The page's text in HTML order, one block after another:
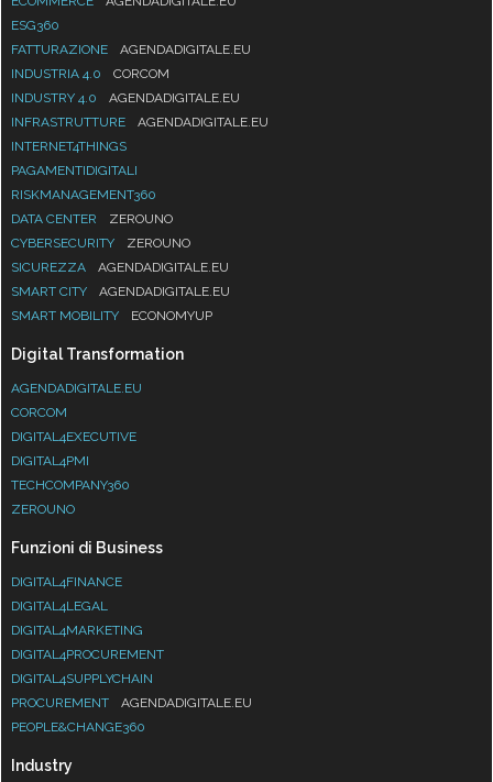
ESG360
FATTURAZIONE
AGENDADIGITALE.EU
INDUSTRIA 4.0
CORCOM
INDUSTRY 4.0
AGENDADIGITALE.EU
INFRASTRUTTURE
AGENDADIGITALE.EU
INTERNET4THINGS
PAGAMENTIDIGITALI
RISKMANAGEMENT360
DATA CENTER
ZEROUNO
CYBERSECURITY
ZEROUNO
SICUREZZA
AGENDADIGITALE.EU
SMART CITY
AGENDADIGITALE.EU
SMART MOBILITY
ECONOMYUP
Digital Transformation
AGENDADIGITALE.EU
CORCOM
DIGITAL4EXECUTIVE
DIGITAL4PMI
TECHCOMPANY360
ZEROUNO
Funzioni di Business
DIGITAL4FINANCE
DIGITAL4LEGAL
DIGITAL4MARKETING
DIGITAL4PROCUREMENT
DIGITAL4SUPPLYCHAIN
PROCUREMENT
AGENDADIGITALE.EU
PEOPLE&CHANGE360
Industry